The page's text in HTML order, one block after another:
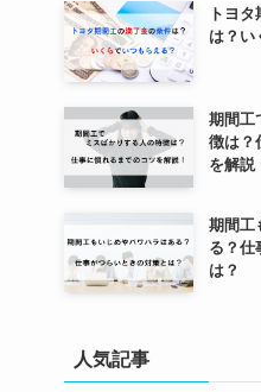
トヨ
は？い
期間工
徴は？
を解説
期間工
る？仕
は？
人気記事